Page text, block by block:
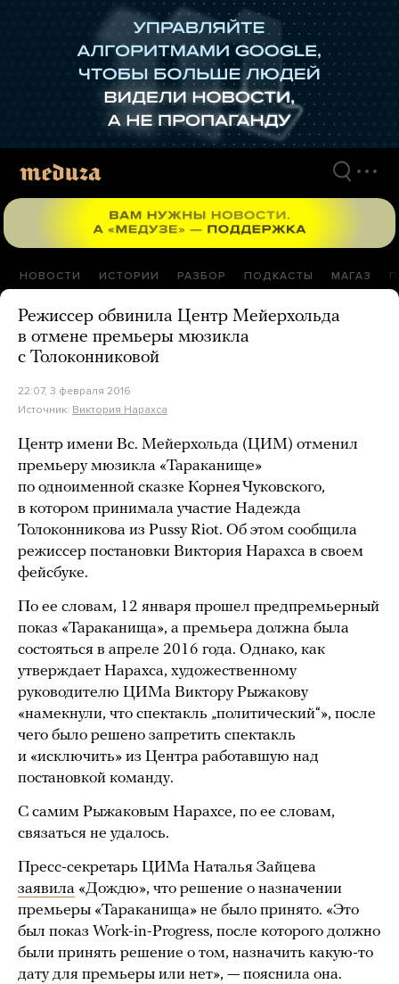
НОВОСТИ ИСТОРИИ РАЗБОР ПОДКАСТЫ МАГАЗ
Режиссер обвинила Центр Мейерхольда
в отмене премьеры мюзикла
с Толоконниковой
22:07, 3 февраля 2016
Источник: Виктория Нарахса
Центр имени Вс. Мейерхольда (ЦИМ) отменил
премьеру мюзикла «Тараканище»
по одноименной сказке Корнея Чуковского,
в котором принимала участие Надежда
Толоконникова из Pussy Riot. Об этом сообщила
режиссер постановки Виктория Нарахса в своем
фейсбуке.
По ее словам, 12 января прошел предпремьерный
показ «Тараканища», а премьера должна была
состояться в апреле 2016 года. Однако, как
утверждает Нарахса, художественному
руководителю ЦИМа Виктору Рыжакову
«намекнули, что спектакль „политический“», после
чего было решено запретить спектакль
и «исключить» из Центра работавшую над
постановкой команду.
С самим Рыжаковым Нарахсе, по ее словам,
связаться не удалось.
Пресс-секретарь ЦИМа Наталья Зайцева
заявила «Дождю», что решение о назначении
премьеры «Тараканища» не было принято. «Это
был показ Work-in-Progress, после которого должно
были принять решение о том, назначить какую-то
дату для премьеры или нет», — пояснила она.